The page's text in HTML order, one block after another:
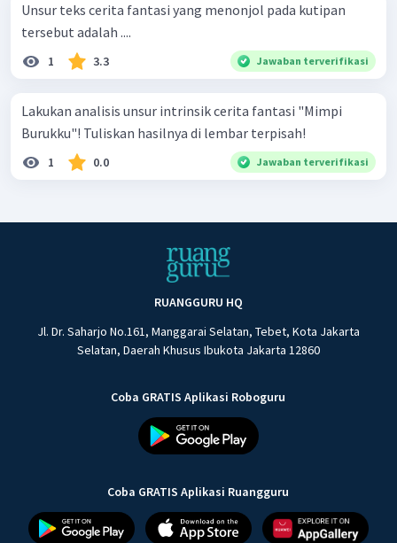
Unsur teks cerita fantasi yang menonjol pada kutipan
tersebut adalah ....
1 3.3 Jawaban terverifikasi
Lakukan analisis unsur intrinsik cerita fantasi "Mimpi
Burukku"! Tuliskan hasilnya di lembar terpisah!
1 0.0 Jawaban terverifikasi
RUANGGURU HQ
Jl. Dr. Saharjo No.161, Manggarai Selatan, Tebet, Kota Jakarta
Selatan, Daerah Khusus Ibukota Jakarta 12860
Coba GRATIS Aplikasi Roboguru
Coba GRATIS Aplikasi Ruangguru